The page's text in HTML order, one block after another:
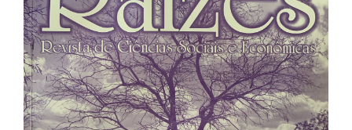
de
artigos